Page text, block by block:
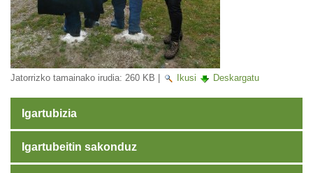
Jatorrizko tamainako irudia: 260 KB Ikusi Deskargatu
Igartubizia
Igartubeitin sakonduz